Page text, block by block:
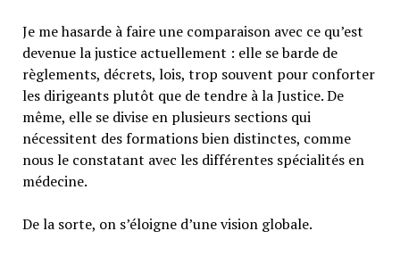
Je me hasarde à faire une comparaison avec ce qu’est
devenue la justice actuellement : elle se barde de
règlements, décrets, lois, trop souvent pour conforter
les dirigeants plutôt que de tendre à la Justice. De
même, elle se divise en plusieurs sections qui
nécessitent des formations bien distinctes, comme
nous le constatant avec les différentes spécialités en
médecine.
De la sorte, on s’éloigne d’une vision globale.